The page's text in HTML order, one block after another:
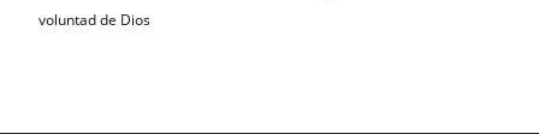
voluntad de Dios